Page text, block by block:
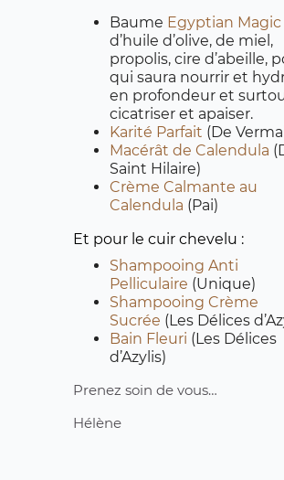
Baume Egyptian Magic
d’huile d’olive, de miel,
propolis, cire d’abeille,
qui saura nourrir et
en profondeur et
cicatriser et apaiser.
Karité Parfait (De
Macérât de Calendula
Saint Hilaire)
Crème Calmante au
Calendula (Pai)
Et pour le cuir chevelu :
Shampooing Anti
Pelliculaire (Unique)
Shampooing Crème
Sucrée (Les Délices
Bain Fleuri (Les Délices
d’Azylis)
Prenez soin de vous…
Hélène